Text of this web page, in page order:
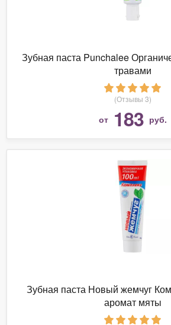
Зубная паста Punchalee
травами
(Отзывы 3)
от 183 руб.
Зубная паста Новый жемчуг
аромат мяты